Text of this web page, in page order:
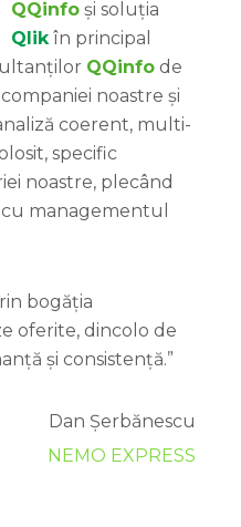
QQinfo și soluția
Qlikîn principal
QQinfo de
noastre și
coerent, multi-
specific
noastre, plecând
managementul
bogăția
oferite, dincolo de
și consistență.”
Dan Șerbănescu
NEMO EXPRESS